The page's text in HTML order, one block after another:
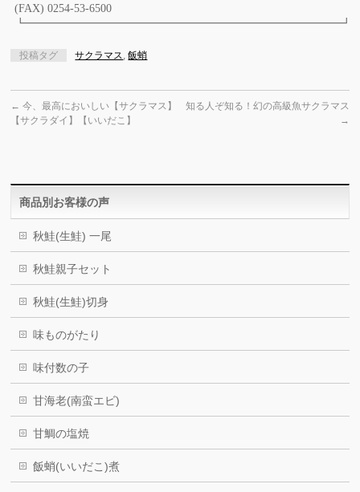
(FAX) 0254-53-6500
┗━━━━━━━━━━━━━━━━━━━━━━━━━━━━┛
投稿タグ サクラマス,飯蛸
← 今、最高においしい【サクラマス】
【サクラダイ】【いいだこ】
知る人ぞ知る！幻の高級魚サクラマス
→
商品別お客様の声
秋鮭(生鮭) 一尾
秋鮭親子セット
秋鮭(生鮭)切身
味ものがたり
味付数の子
甘海老(南蛮エビ)
甘鯛の塩焼
飯蛸(いいだこ)煮